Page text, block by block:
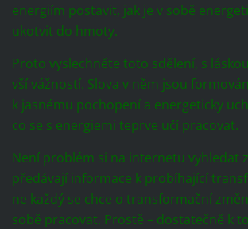
energiím postavit, jak je v sobě
ukotvit do hmoty.
Proto vyslechněte toto sdělení, s
vší vážností. Slova v něm jsou
k jasnému pochopení a energeticky
co se s energiemi teprve učí pracovat.
Není problém si na internetu vyhledat
předávají informace k probíhající
ne každý se chce o transformační
sobě pracovat. Prostě – dostatečně k